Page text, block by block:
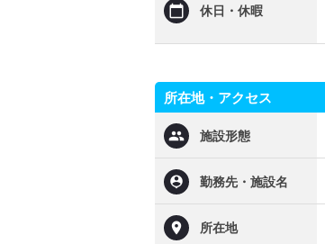
休日・休暇
所在地・アクセス
施設形態
勤務先・施設名
所在地